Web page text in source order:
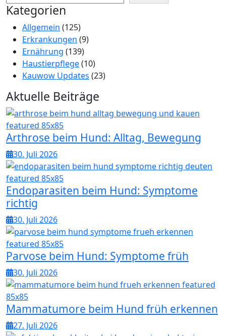
Kategorien
Allgemein (125)
Erkrankungen (9)
Ernährung (139)
Haustierpflege(10)
Kauwow Updates (23)
Aktuelle Beiträge
Arthrose beim Hund: Alltag, Bewegung
30. Juli 2026
Endoparasiten beim Hund: Symptome
richtig
30. Juli 2026
Parvose beim Hund: Symptome früh
30. Juli 2026
Mammatumore beim Hund früh erkennen
27. Juli 2026